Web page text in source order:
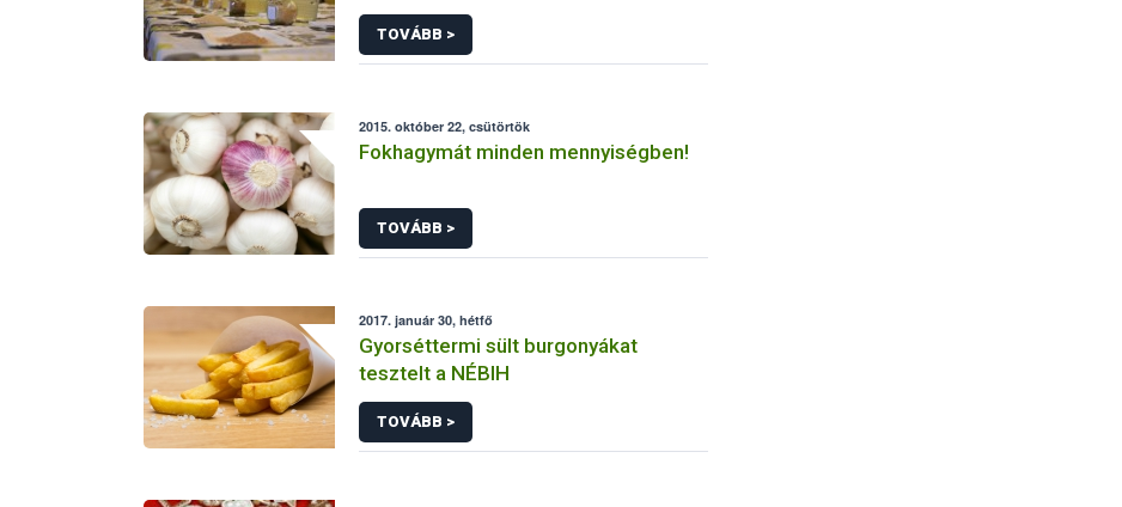
TOVÁBB >
2015. október 22, csütörtök
Fokhagymát minden mennyiségben!
TOVÁBB >
2017. január 30, hétfő
Gyorséttermi sült burgonyákat
tesztelt a NÉBIH
TOVÁBB >